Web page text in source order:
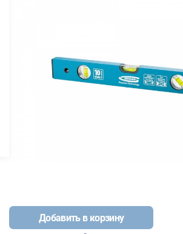
Добавить в корзину